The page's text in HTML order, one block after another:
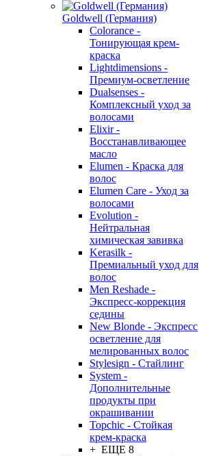
Goldwell (Германия)
Colorance -
Тонирующая крем-
краска
Lightdimensions -
Премиум-осветление
Dualsenses -
Комплексный уход за
волосами
Elixir -
Восстанавливающее
масло
Elumen - Краска для
волос
Elumen Care - Уход за
волосами
Evolution -
Нейтральная
химическая завивка
Kerasilk -
Премиальный уход для
волос
Men Reshade -
Экспресс-коррекция
седины
New Blonde - Экспресс
осветление для
мелированных волос
Stylesign - Стайлинг
System -
Дополнительные
продукты при
окрашивании
Topchic - Стойкая
крем-краска
+ ЕЩЕ 8